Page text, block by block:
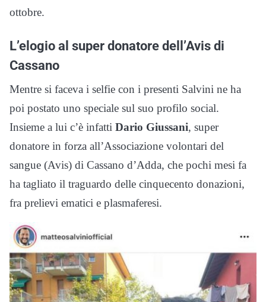
ottobre.
L’elogio al super donatore dell’Avis di
Cassano
Mentre si faceva i selfie con i presenti Salvini ne ha
poi postato uno speciale sul suo profilo social.
Insieme a lui c’è infatti Dario Giussani, super
donatore in forza all’Associazione volontari del
sangue (Avis) di Cassano d’Adda, che pochi mesi fa
ha tagliato il traguardo delle cinquecento donazioni,
fra prelievi ematici e plasmaferesi.